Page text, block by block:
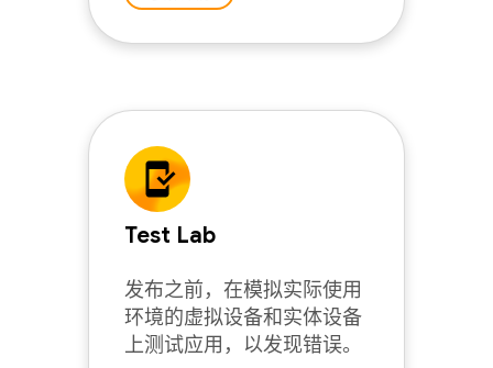
Test Lab
发布之前，在模拟实际使用
环境的虚拟设备和实体设备
上测试应用，以发现错误。